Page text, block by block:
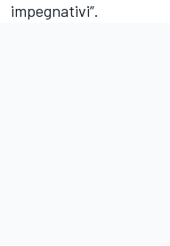
impegnativi”.